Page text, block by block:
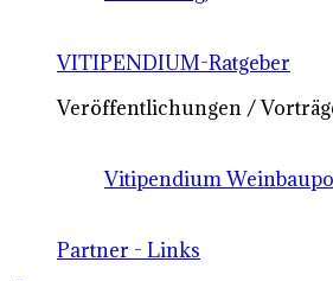
VITIPENDIUM-Ratgeber
Veröffentlichungen /
Vitipendium
Partner - Links